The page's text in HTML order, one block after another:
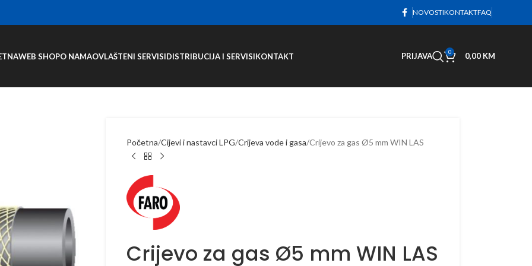
NOVOSTIKONTAKTFAQ
WEB SHOPO NAMAOVLAŠTENI SERVISIDISTRIBUCIJA I SERVISIKONTAKT PRIJAVA 0 0,00 KM
Početna Cijevi i nastavci LPG Crijeva vode i gasa Crijevo za gas Ø5 mm WIN LAS
Crijevo za gas Ø5 mm WIN LAS